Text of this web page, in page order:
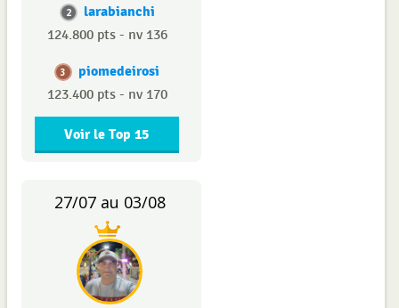
2 larabianchi
124.800 pts - nv 136
3 piomedeirosi
123.400 pts - nv 170
Voir le Top 15
27/07 au 03/08